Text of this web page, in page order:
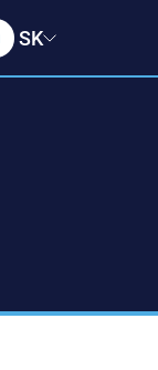
SK